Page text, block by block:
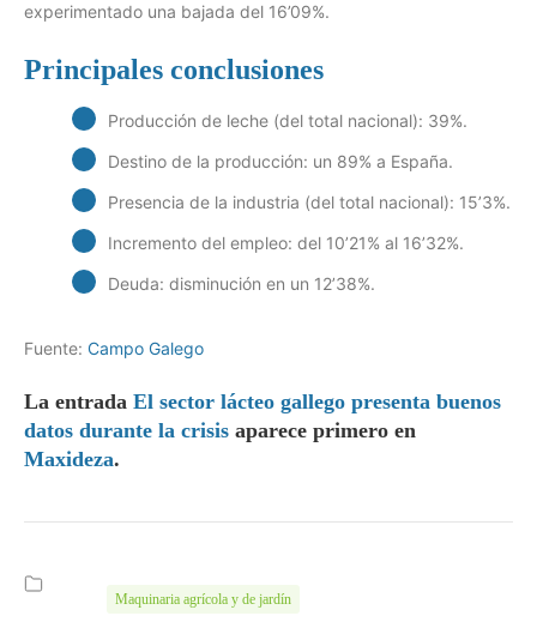
experimentado una bajada del 16’09%.
Principales conclusiones
Producción de leche (del total nacional): 39%.
Destino de la producción: un 89% a España.
Presencia de la industria (del total nacional): 15’3%.
Incremento del empleo: del 10’21% al 16’32%.
Deuda: disminución en un 12’38%.
Fuente: Campo Galego
La entrada El sector lácteo gallego presenta buenos
datos durante la crisis aparece primero en
Maxideza.
Maquinaria agrícola y de jardín